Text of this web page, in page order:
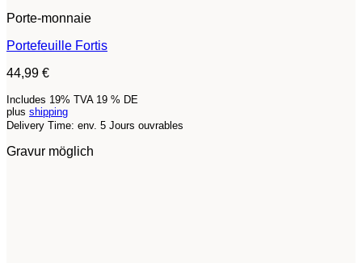
Porte-monnaie
Portefeuille Fortis
44,99 €
Includes 19% TVA 19 % DE
plus shipping
Delivery Time: env. 5 Jours ouvrables
Gravur möglich